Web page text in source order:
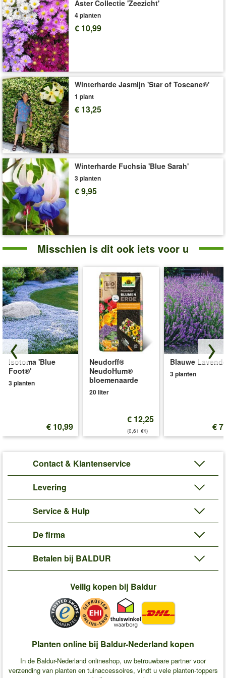
brengt! (Calibrachoa-hybride)
Neudorff® NeudoHum bloemenaarde
beste keuze voor zomerbloemen.
Calibrachoa's (petunia's) hebben veel meststof nodig (bijv. art.
nr.932 of3519).
Art.nr.:3906
Levering omvat:12 cm-pot
'Calibrachoa'
Plant- en Verzorgingstips
Aster Collectie 'Zeezicht'
4 planten
€ 10,99
Winterharde Jasmijn 'Star of Toscane®'
1 plant
€ 13,25
Winterharde Fuchsia 'Blue Sarah'
3 planten
€ 9,95
Misschien is dit ook iets voor u
Isotoma 'Blue
Foot®'
3 planten
€ 10,99
Neudorff®
NeudoHum®
bloemenaarde
20 liter
€ 12,25
(0,61 €/l)
Blauwe
3 planten
€
Contact & Klantenservice
Levering
Service & Hulp
De firma
Betalen bij BALDUR
Veilig kopen bij Baldur
Planten online bij Baldur-Nederland kopen
In de Baldur-Nederland onlineshop, uw betrouwbare partner voor
verzending van planten en tuinaccessoires, vindt u vele planten-toppers